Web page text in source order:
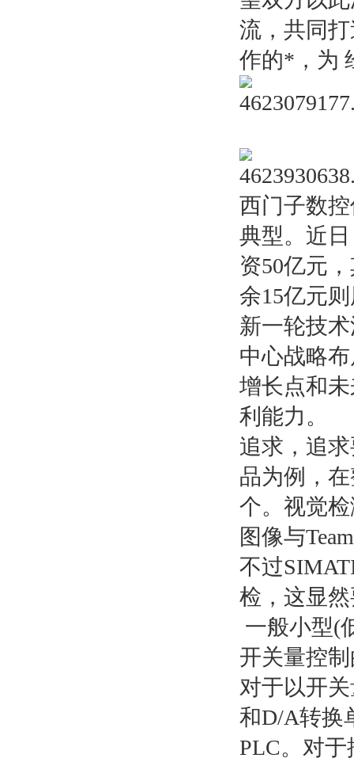
流，共同
作的*，为
西门子数
典型。近
资50亿元
余15亿元
新一轮技
中心战略
增长点和
利能力。
追求，追
品为例，
个。视觉
图像与
不过
检，这显
一般小型(
开关量控
对于以开
和D/A转换
PLC。对